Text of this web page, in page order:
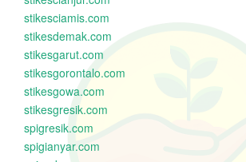
stikesciamis.com
stikesdemak.com
stikesgarut.com
stikesgorontalo.com
stikesgowa.com
stikesgresik.com
spigresik.com
spigianyar.com